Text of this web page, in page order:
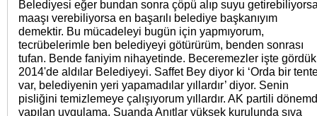
Belediyesi eğer bundan sonra çöpü alıp suyu
maaşı verebiliyorsa en başarılı belediye başkanıyım
demektir. Bu mücadeleyi bugün için yapmıyorum,
tecrübelerimle ben belediyeyi götürürüm, benden sonrası
tufan. Bende faniyim nihayetinde. Beceremezler işte gördük
2014'de aldılar Belediyeyi. Saffet Bey diyor ki ‘Orda bir
var, belediyenin yeri yapamadılar yıllardır’ diyor. Senin
pisliğini temizlemeye çalışıyorum yıllardır. AK partili
yapılan uygulama. Şuanda Anıtlar yüksek kurulunda sıva